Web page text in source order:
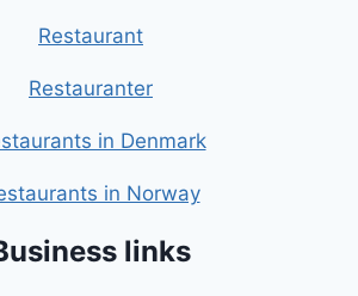
Restaurant
Restauranter
in Denmark
in Norway
links